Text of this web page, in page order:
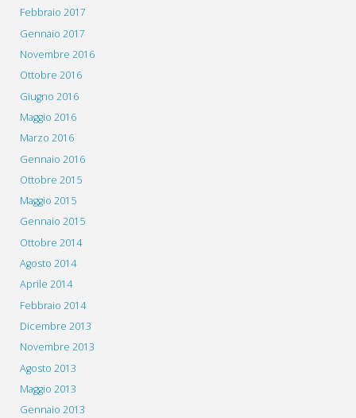
Febbraio 2017
Gennaio 2017
Novembre 2016
Ottobre 2016
Giugno 2016
Maggio 2016
Marzo 2016
Gennaio 2016
Ottobre 2015
Maggio 2015
Gennaio 2015
Ottobre 2014
Agosto 2014
Aprile 2014
Febbraio 2014
Dicembre 2013
Novembre 2013
Agosto 2013
Maggio 2013
Gennaio 2013